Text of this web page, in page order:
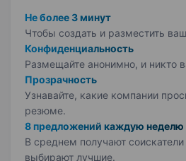
Не более 3 минут
Чтобы создать и разместить
Конфиденциальность
Размещайте анонимно, и никто
Прозрачность
Узнавайте, какие компании
резюме.
8 предложений каждую неделю
В среднем получают
выбирают лучшие.